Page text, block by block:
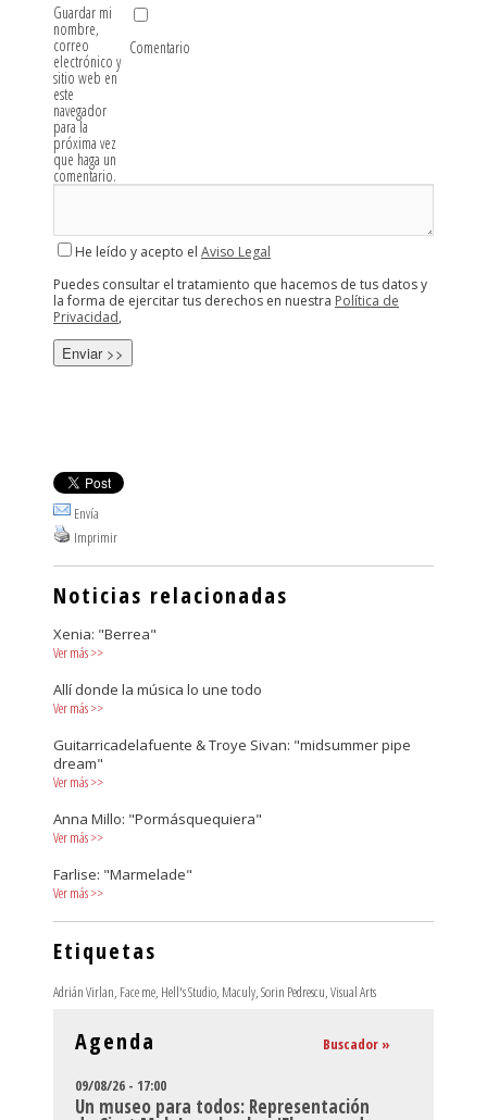
Guardar mi
nombre,
correo
electrónico y
sitio web en
este
navegador
para la
próxima vez
que haga un
comentario.
Comentario
He leído y acepto el Aviso Legal
Puedes consultar el tratamiento que hacemos de tus datos y
la forma de ejercitar tus derechos en nuestra Política de
Privacidad,
Envía
Imprimir
Noticias relacionadas
Xenia: "Berrea"
Ver más>>
Allí donde la música lo une todo
Ver más>>
Guitarricadelafuente & Troye Sivan: "midsummer pipe
dream"
Ver más>>
Anna Millo: "Pormásquequiera"
Ver más>>
Farlise: "Marmelade"
Ver más>>
Etiquetas
Adrián Virlan, Face me, Hell's Studio, Maculy,Sorin Pedrescu,Visual Arts
Agenda Buscador »
09/08/26 - 17:00
Un museo para todos: Representación